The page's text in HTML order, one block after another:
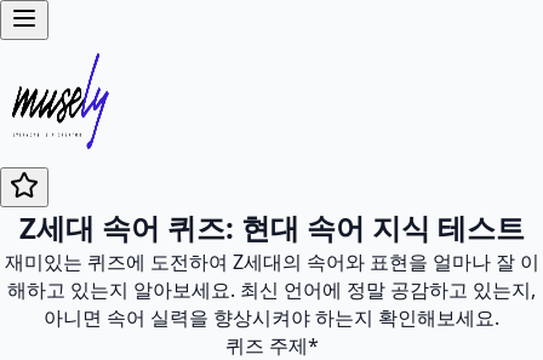
Z세대 속어 퀴즈: 현대 속어 지식 테스트
재미있는 퀴즈에 도전하여 Z세대의 속어와 표현을 얼마나 잘 이
해하고 있는지 알아보세요. 최신 언어에 정말 공감하고 있는지,
아니면 속어 실력을 향상시켜야 하는지 확인해보세요.
퀴즈 주제*